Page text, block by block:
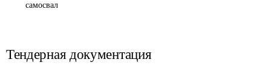
самосвал
Тендерная документация